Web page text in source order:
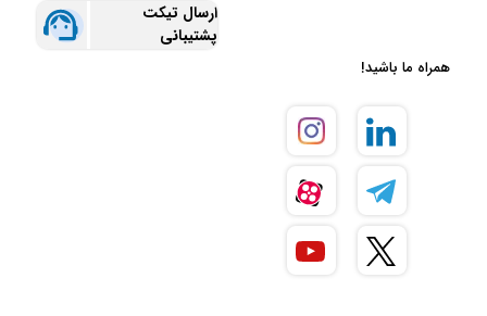
ارسال تیکت
پشتیبانی
همراه ما باشید!